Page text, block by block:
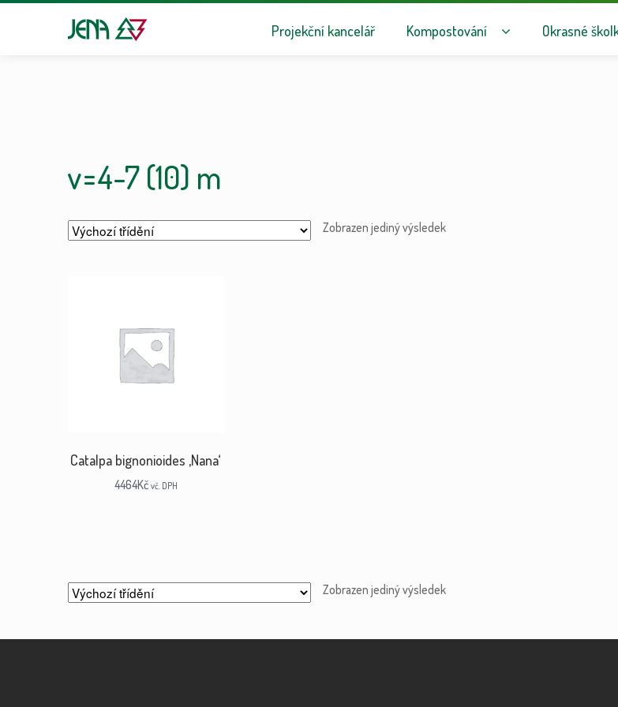
Přeskočit na navigaci
Přejít k obsahu webu
Projekční kancelář Kompostování Okrasné
v=4-7 (10) m
Zobrazen jediný výsledek
Catalpa bignonioides ‚Nana‘
4464Kč vč. DPH
Zobrazen jediný výsledek